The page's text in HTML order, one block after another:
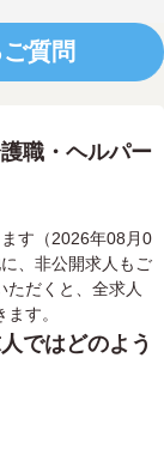
質問
職・ヘルパー
す（2026年08月0
、非公開求人もご
ただくと、全求人
す。
ではどのよう